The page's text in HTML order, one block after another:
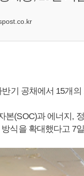
기 공채에서 15개
본(SOC)과 에너지,
식을 확대했다고 7